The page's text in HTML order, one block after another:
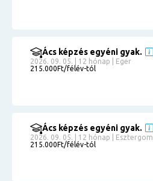
Ács képzés egyéni gyak.
2026. 09. 05. | 12 hónap | Eger
215.000Ft/félév-tól
Ács képzés egyéni gyak.
2026. 09. 05. | 12 hónap | Esztergom
215.000Ft/félév-tól